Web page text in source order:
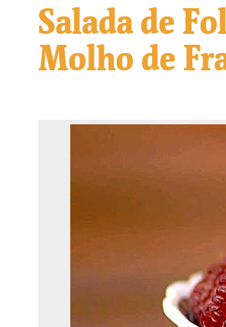
Salada de
Molho de